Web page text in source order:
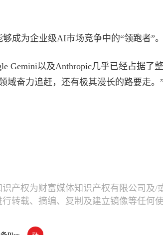
成为企业级AI市场竞争中的“领跑者”。
Gemini以及Anthropic几乎已经占据了
域奋力追赶，还有极其漫长的路要走。”
产权为财富媒体知识产权有限公司及/
转载、摘编、复制及建立镜像等任何使